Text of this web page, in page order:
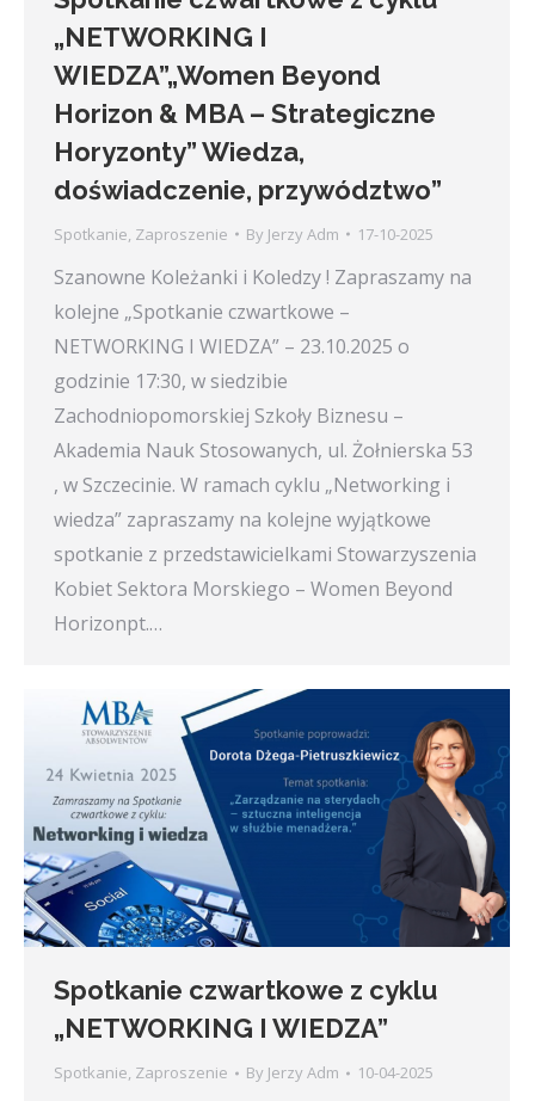
„NETWORKING I
WIEDZA”„Women Beyond
Horizon & MBA – Strategiczne
Horyzonty” Wiedza,
doświadczenie, przywództwo”
Spotkanie, Zaproszenie By Jerzy Adm 17-10-2025
Szanowne Koleżanki i Koledzy ! Zapraszamy na
kolejne „Spotkanie czwartkowe –
NETWORKING I WIEDZA” – 23.10.2025 o
godzinie 17:30, w siedzibie
Zachodniopomorskiej Szkoły Biznesu –
Akademia Nauk Stosowanych, ul. Żołnierska 53
, w Szczecinie. W ramach cyklu „Networking i
wiedza” zapraszamy na kolejne wyjątkowe
spotkanie z przedstawicielkami Stowarzyszenia
Kobiet Sektora Morskiego – Women Beyond
Horizonpt.…
Spotkanie czwartkowe z cyklu
„NETWORKING I WIEDZA”
Spotkanie, Zaproszenie By Jerzy Adm 10-04-2025